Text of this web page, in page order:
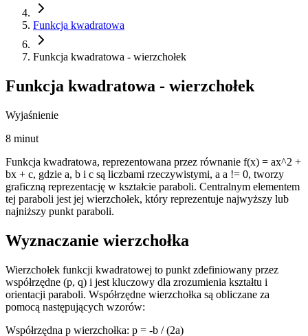
Funkcja kwadratowa
Funkcja kwadratowa - wierzchołek
Funkcja kwadratowa - wierzchołek
Wyjaśnienie
8 minut
Funkcja kwadratowa, reprezentowana przez równanie f(x) = ax^2 +
bx + c, gdzie a, b i c są liczbami rzeczywistymi, a a != 0, tworzy
graficzną reprezentację w kształcie paraboli. Centralnym elementem
tej paraboli jest jej wierzchołek, który reprezentuje najwyższy lub
najniższy punkt paraboli.
Wyznaczanie wierzchołka
Wierzchołek funkcji kwadratowej to punkt zdefiniowany przez
współrzędne (p, q) i jest kluczowy dla zrozumienia kształtu i
orientacji paraboli. Współrzędne wierzchołka są obliczane za
pomocą następujących wzorów:
Współrzędna p wierzchołka: p = -b / (2a)